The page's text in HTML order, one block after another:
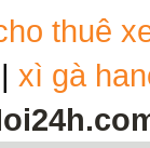
thuê
|xì gà